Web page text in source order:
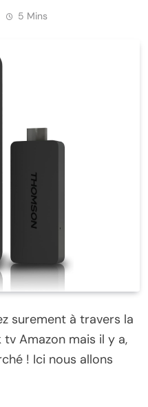
5 Mins
surement à travers la
Amazon mais il y a,
! Ici nous allons